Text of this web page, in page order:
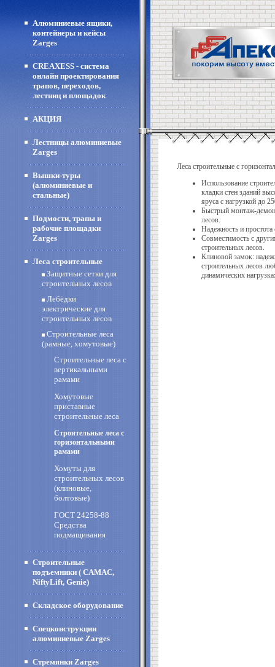
Алюминиевые ящики,
контейнеры и кейсы
Zarges
CREAXESS - система
онлайн проектирования
трапов, переходов,
лестниц и площадок
АКЦИЯ
Лестницы алюминиевые
Zarges
Вышки-туры
(алюминиевые и
стальные)
Подмости, трапы и
рабочие площадки
Zarges
Леса строительные
Защитные сетки для
строительных лесов
Лебёдки
электрические для
строительных лесов
Строительные леса
(рамные, хомутовые)
Строительные леса с
вертикальными
рамами
Хомутовые
приставные
строительные леса
Строительные леса с
горизонтальными
рамами
Хомуты для
строительных лесов
(клиновые,
болтовые)
ГОСТ 24258-88
Средства
подмащивания
Строительные
подъемники ( CAMAC,
NiftyLift, Genie)
Складское оборудование
Спецконструкции
алюминиевые Zarges
Стремянки Zarges
Леса строительные с
Использование
кладки стен зданий
яруса с нагрузкой до
Быстрый монтаж-
лесов.
Надежность и
Совместимость с
строительных лесов.
Клиновой замок:
строительных лесов
динамических